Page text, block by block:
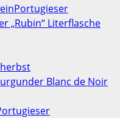
Portugieser
„Rubin“ Literflasche
Blanc de Noir